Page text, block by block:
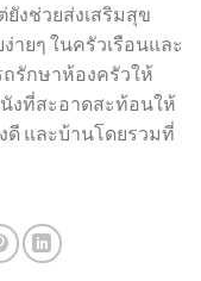
งช่วยส่งเสริมสุข
ยๆ ในครัวเรือนและ
รักษาห้องครัวให้
งที่สะอาดสะท้อนให้
ดี และบ้านโดยรวมที่